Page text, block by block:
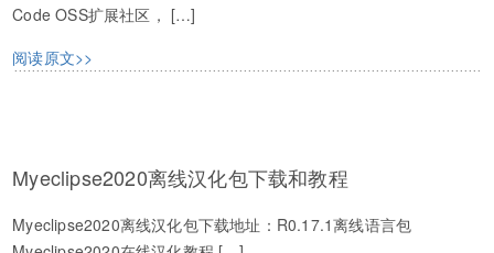
Code OSS扩展社区， […]
阅读原文>>
Myeclipse2020离线汉化包下载和教程
Myeclipse2020离线汉化包下载地址：R0.17.1离线语言包